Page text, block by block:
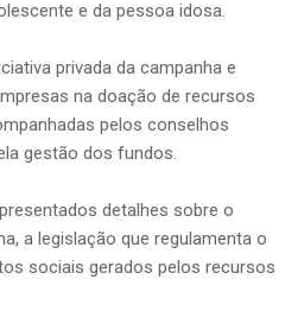
e da pessoa idosa.
privada da campanha e
na doação de recursos
pelos conselhos
gestão dos fundos.
detalhes sobre o
a legislação que regulamenta o
sociais gerados pelos recursos